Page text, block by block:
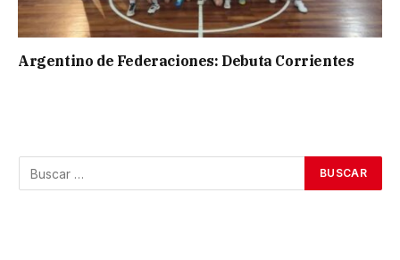
Argentino de Federaciones: Debuta Corrientes